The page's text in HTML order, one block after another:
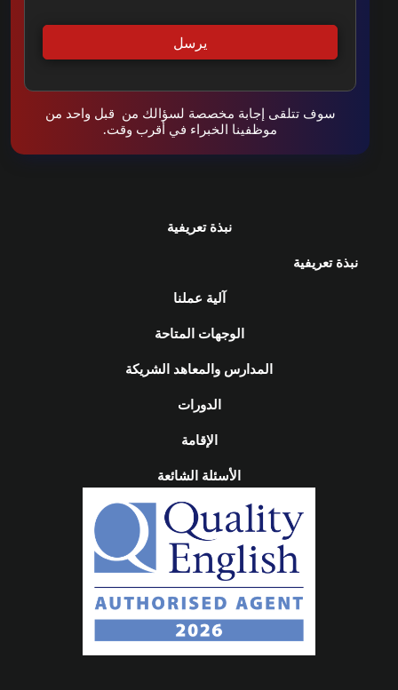
سوف تتلقى إجابة مخصصة لسؤالك من قبل واحد من
موظفينا الخبراء في أقرب وقت.
نبذة تعريفية
نبذة تعريفية
آلية عملنا
الوجهات المتاحة
المدارس والمعاهد الشريكة
الدورات
الإقامة
الأسئلة الشائعة